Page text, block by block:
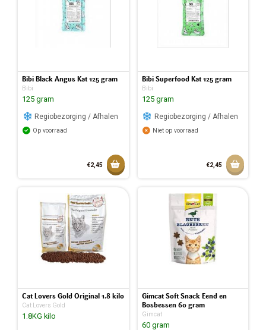
Bibi Black Angus Kat 125 gram
Bibi
125 gram
Regiobezorging / Afhalen
Op voorraad
€2,45 Toevoegen aan mandje
Toegevoegd aan mandje
Bibi Superfood Kat 125 gram
Bibi
125 gram
Regiobezorging / Afhalen
Niet op voorraad
€2,45 Aan
Cat Lovers Gold Original 1.8 kilo
Cat Lovers Gold
1.8KG kilo
Gimcat Soft Snack Eend en
Bosbessen 60 gram
Gimcat
60 gram